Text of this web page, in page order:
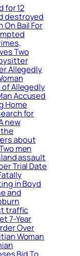
for 12
destroyed
Bail For
Two
Allegedly
of Allegedly
Accused
Home
for
new
about
men
assault
Trial Date
in Boyd
and
traffic
7-Year
Over
Woman